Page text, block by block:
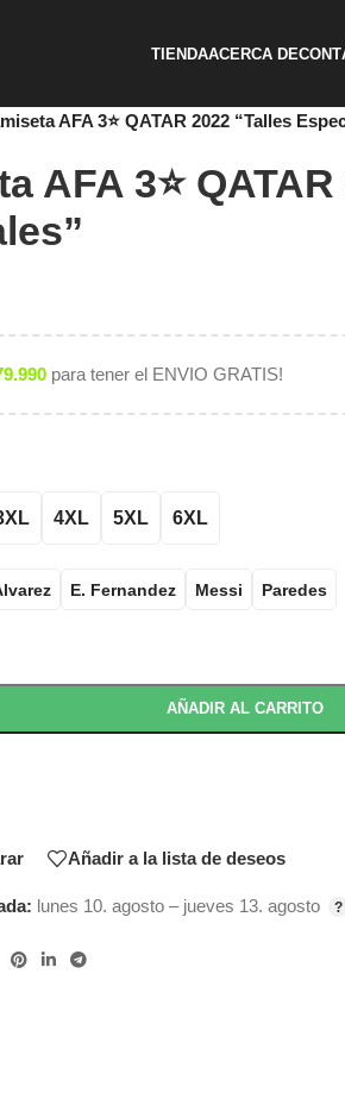
TIENDAACERCA DE
AFA 3⭐ QATAR 2022 “Talles
AFA 3⭐
para tener el ENVIO GRATIS!
4XL 5XL 6XL
E. Fernandez Messi Paredes
AÑADIR AL CARRITO
Añadir a la lista de deseos
lunes 10. agosto – jueves 13. agosto